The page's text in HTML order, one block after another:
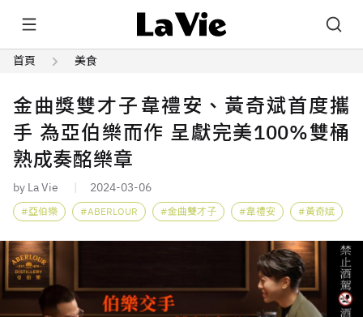
首頁 美食
金曲獎雙才子韋禮安、黃奇斌首度攜
手 為亞伯樂而作 呈獻完美100%雙桶
熟成奏酩樂章
by La Vie 2024-03-06
亞伯樂 ABERLOUR 金曲雙才子 韋禮安 黃奇斌